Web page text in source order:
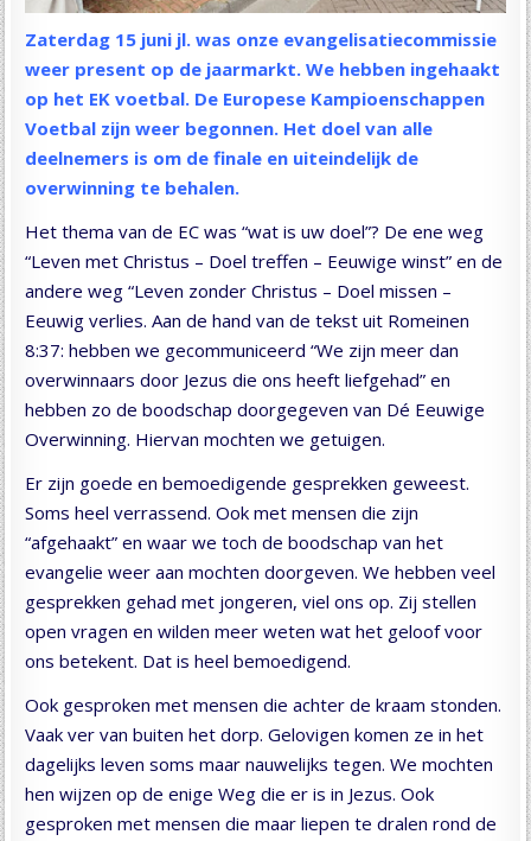
Zaterdag 15 juni jl. was onze evangelisatiecommissie
weer present op de jaarmarkt. We hebben ingehaakt
op het EK voetbal. De Europese Kampioenschappen
Voetbal zijn weer begonnen. Het doel van alle
deelnemers is om de finale en uiteindelijk de
overwinning te behalen.
Het thema van de EC was “wat is uw doel”? De ene weg
“Leven met Christus – Doel treffen – Eeuwige winst” en de
andere weg “Leven zonder Christus – Doel missen –
Eeuwig verlies. Aan de hand van de tekst uit Romeinen
8:37: hebben we gecommuniceerd “We zijn meer dan
overwinnaars door Jezus die ons heeft liefgehad” en
hebben zo de boodschap doorgegeven van Dé Eeuwige
Overwinning. Hiervan mochten we getuigen.
Er zijn goede en bemoedigende gesprekken geweest.
Soms heel verrassend. Ook met mensen die zijn
“afgehaakt” en waar we toch de boodschap van het
evangelie weer aan mochten doorgeven. We hebben veel
gesprekken gehad met jongeren, viel ons op. Zij stellen
open vragen en wilden meer weten wat het geloof voor
ons betekent. Dat is heel bemoedigend.
Ook gesproken met mensen die achter de kraam stonden.
Vaak ver van buiten het dorp. Gelovigen komen ze in het
dagelijks leven soms maar nauwelijks tegen. We mochten
hen wijzen op de enige Weg die er is in Jezus. Ook
gesproken met mensen die maar liepen te dralen rond de